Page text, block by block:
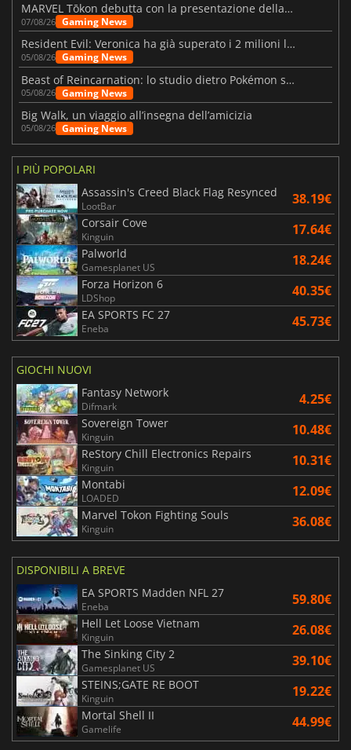
MARVEL Tōkon debutta con la presentazione della roadmap per il primo anno
07/08/26 Gaming News
Resident Evil: Veronica ha già superato i 2 milioni liste dei desideri
05/08/26 Gaming News
Beast of Reincarnation: lo studio dietro Pokémon su una nuova strada
05/08/26 Gaming News
Big Walk, un viaggio all’insegna dell’amicizia
05/08/26 Gaming News
I PIÙ POPOLARI
Assassin's Creed Black Flag Resynced
LootBar 38.19€
Corsair Cove
Kinguin 17.64€
Palworld
Gamesplanet US 18.24€
Forza Horizon 6
LDShop 40.35€
EA SPORTS FC 27
Eneba 45.73€
GIOCHI NUOVI
Fantasy Network
Difmark 4.25€
Sovereign Tower
Kinguin 10.48€
ReStory Chill Electronics Repairs
Kinguin 10.31€
Montabi
LOADED 12.09€
Marvel Tokon Fighting Souls
Kinguin 36.08€
DISPONIBILI A BREVE
EA SPORTS Madden NFL 27
Eneba 59.80€
Hell Let Loose Vietnam
Kinguin 26.08€
The Sinking City 2
Gamesplanet US 39.10€
STEINS;GATE RE BOOT
Kinguin 19.22€
Mortal Shell II
Gamelife 44.99€